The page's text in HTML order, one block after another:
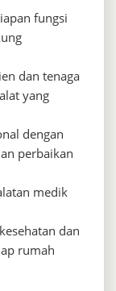
fungsi
dan tenaga
yang
dengan
perbaikan
medik
dan
rumah